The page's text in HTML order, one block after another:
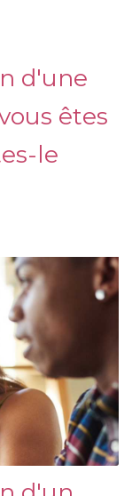
d'une
êtes
le